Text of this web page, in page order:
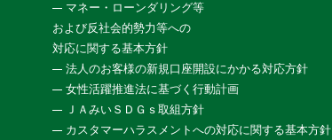
マネー・ローンダリング等
および反社会的勢力等への
対応に関する基本方針
法人のお客様の新規口座開設にかかる対応方針
女性活躍推進法に基づく行動計画
ＪＡみいＳＤＧｓ取組方針
カスタマーハラスメントへの対応に関する基本方針